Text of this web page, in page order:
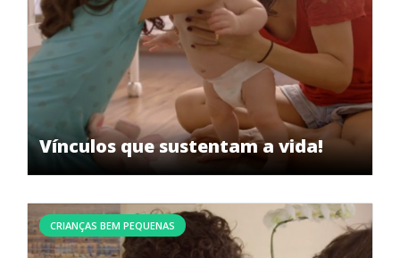
Vínculos que sustentam a vida!
CRIANÇAS BEM PEQUENAS